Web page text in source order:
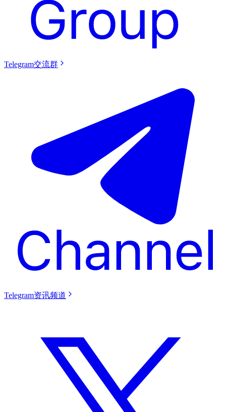
Telegram交流群
Telegram资讯频道